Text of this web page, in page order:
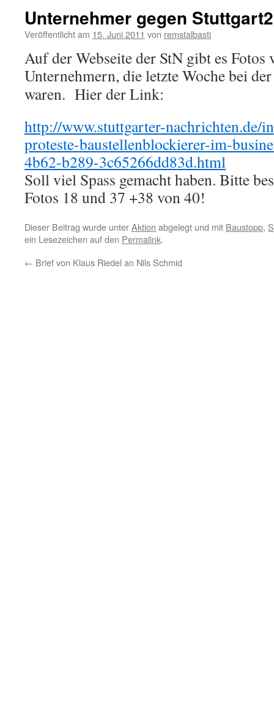
Unternehmer gegen
Veröffentlicht am 15. Juni 2011 von remstalbasti
Auf der Webseite der StN gibt es Fotos
Unternehmern, die letzte Woche bei
waren. Hier der Link:
http://www.stuttgarter-nachrichten.de/
proteste-baustellenblockierer-im-
4b62-b289-3c65266dd83d.html
Soll viel Spass gemacht haben. Bitte
Fotos 18 und 37 +38 von 40!
Dieser Beitrag wurde unterAktion abgelegt und mit Baustopp,
ein Lesezeichen auf den Permalink.
← Brief von Klaus Riedel an Nils Schmid